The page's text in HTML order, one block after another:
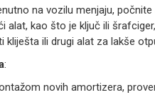
na vozilu menjaju, počnite
alat, kao što je ključ ili
kliješta ili drugi alat za lakše
:
novih amortizera,